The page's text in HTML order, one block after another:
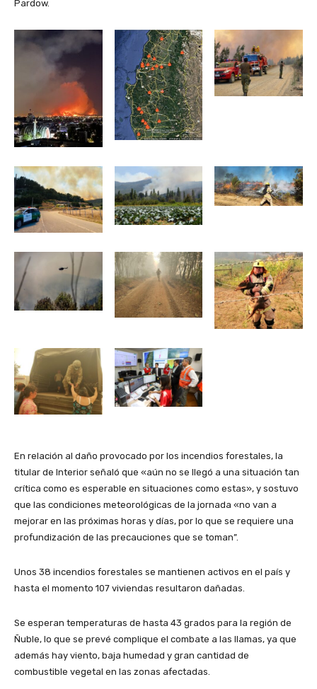
Pardow.
En relación al daño provocado por los incendios forestales, la
titular de Interior señaló que «aún no se llegó a una situación tan
crítica como es esperable en situaciones como estas», y sostuvo
que las condiciones meteorológicas de la jornada «no van a
mejorar en las próximas horas y días, por lo que se requiere una
profundización de las precauciones que se toman”.
Unos 38 incendios forestales se mantienen activos en el país y
hasta el momento 107 viviendas resultaron dañadas.
Se esperan temperaturas de hasta 43 grados para la región de
Ñuble, lo que se prevé complique el combate a las llamas, ya que
además hay viento, baja humedad y gran cantidad de
combustible vegetal en las zonas afectadas.